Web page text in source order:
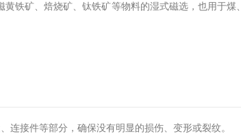
铁矿、焙烧矿、钛铁矿等物料的湿式磁选，也用于煤、
连接件等部分，确保没有明显的损伤、变形或裂纹。